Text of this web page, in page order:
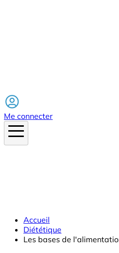
Me connecter
Accueil
Diététique
Les bases de